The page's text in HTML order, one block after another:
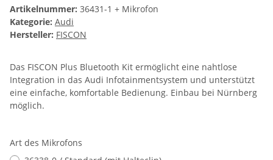
Artikelnummer: 36431-1 + Mikrofon
Kategorie: Audi
Hersteller: FISCON
Das FISCON Plus Bluetooth Kit ermöglicht eine nahtlose
Integration in das Audi Infotainmentsystem und unterstützt
eine einfache, komfortable Bedienung. Einbau bei Nürnberg
möglich.
Art des Mikrofons